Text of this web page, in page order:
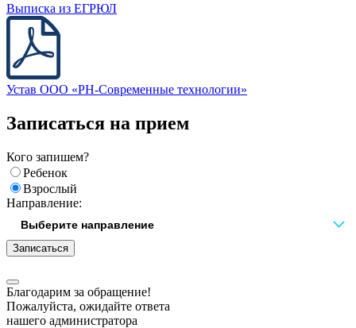
Выписка из ЕГРЮЛ
Устав ООО «РН-Современные технологии»
Записаться на прием
Кого запишем?
Ребенок
Взрослый
Направление:
Записаться
Благодарим за обращение!
Пожалуйста, ожидайте ответа
нашего администратора